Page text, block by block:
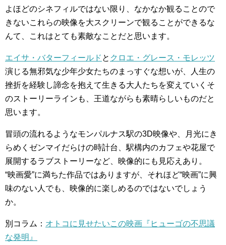
よほどのシネフィルではない限り、なかなか観ることので
きないこれらの映像を大スクリーンで観ることができるな
んて、これはとても素敵なことだと思います。
エイサ・バターフィールド と クロエ・グレース・モレッツ
演じる無邪気な少年少女たちのまっすぐな想いが、人生の
挫折を経験し諦念を抱えて生きる大人たちを変えていくそ
のストーリーラインも、王道ながらも素晴らしいものだと
思います。
冒頭の流れるようなモンパルナス駅の3D映像や、月光にき
らめくゼンマイだらけの時計台、駅構内のカフェや花屋で
展開するラブストーリーなど、映像的にも見応えあり。
“映画愛”に満ちた作品ではありますが、それほど“映画”に興
味のない人でも、映像的に楽しめるのではないでしょう
か。
別コラム： オトコに見せたいこの映画『ヒューゴの不思議
な発明』